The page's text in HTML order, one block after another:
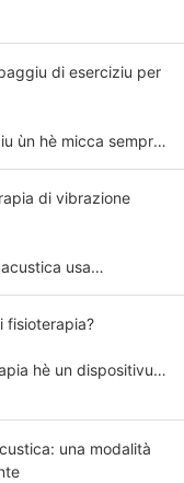
di eserciziu per
ùn hè micca sempre
dimensioni.
di vibrazione
usa
largamente usata in
fisioterapia?
hè un dispositivu
Aiuta i pazienti à
e funzioni di u
una modalità